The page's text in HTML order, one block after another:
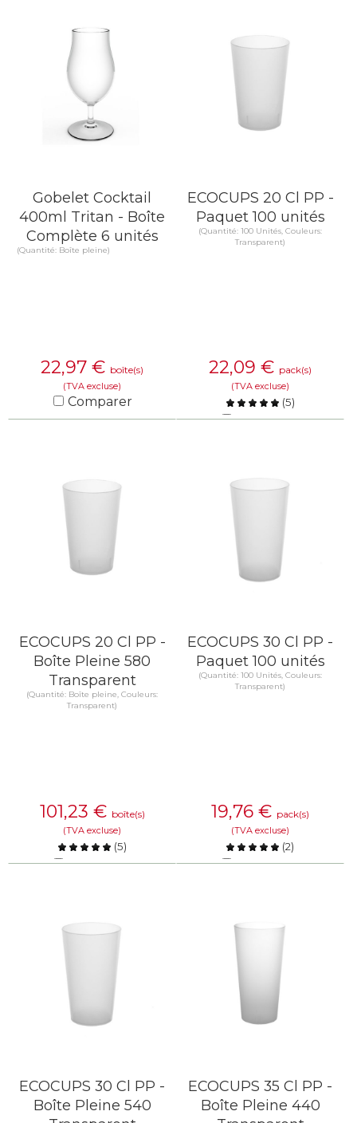
Gobelet Cocktail
400ml Tritan - Boîte
Complète 6 unités
(Quantité: Boîte pleine)
22,97 € boîte(s)
(TVA excluse)
Comparer
ECOCUPS 20 Cl PP -
Paquet 100 unités
(Quantité: 100 Unités, Couleurs:
Transparent)
22,09 € pack(s)
(TVA excluse)
(5)
Comparer
ECOCUPS 20 Cl PP -
Boîte Pleine 580
Transparent
(Quantité: Boîte pleine, Couleurs:
Transparent)
101,23 € boîte(s)
(TVA excluse)
(5)
Comparer
ECOCUPS 30 Cl PP -
Paquet 100 unités
(Quantité: 100 Unités, Couleurs:
Transparent)
19,76 € pack(s)
(TVA excluse)
(2)
Comparer
ECOCUPS 30 Cl PP -
Boîte Pleine 540
ECOCUPS 35 Cl PP -
Boîte Pleine 440